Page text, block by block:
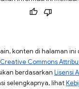
konten di halaman ini
Commons
berdasarkan Lisensi
selengkapnya, lihat